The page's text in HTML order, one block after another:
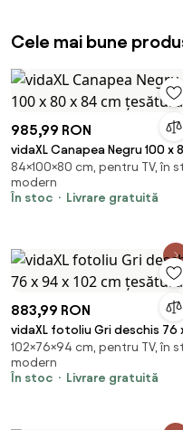
Cele mai bune
985,99 RON
vidaXL Canapea Negru 100 x
x 84 cm țesătură
84×100×80 cm, pentru TV, în
modern
În stoc
Livrare gratuită
883,99 RON
vidaXL fotoliu Gri deschis 76
94 x 102 cm țesătură
102×76×94 cm, pentru TV, în
modern
În stoc
Livrare gratuită